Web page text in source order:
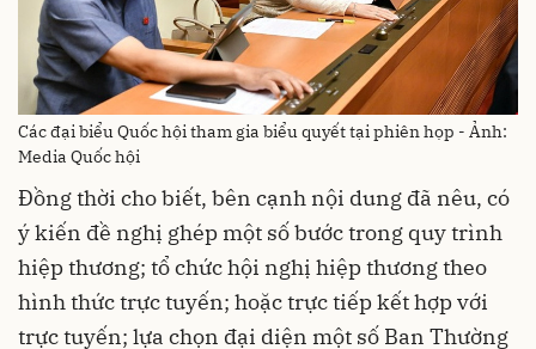
Các đại biểu Quốc hội tham gia biểu quyết tại phiên họp - Ảnh:
Media Quốc hội
Đồng thời cho biết, bên cạnh nội dung đã nêu, có
ý kiến đề nghị ghép một số bước trong quy trình
hiệp thương; tổ chức hội nghị hiệp thương theo
hình thức trực tuyến; hoặc trực tiếp kết hợp với
trực tuyến; lựa chọn đại diện một số Ban Thường